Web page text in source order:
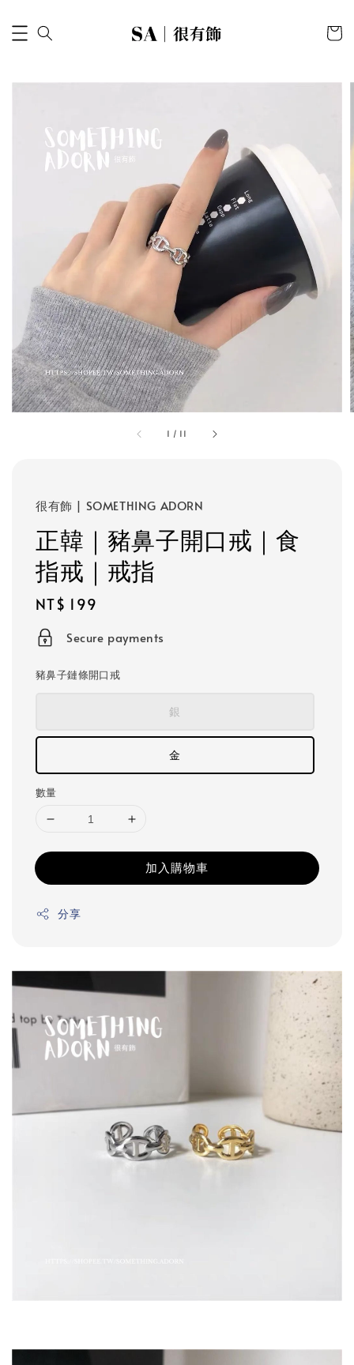
1 / 11
很有飾 | SOMETHING ADORN
正韓｜豬鼻子開口戒｜食
指戒｜戒指
Regular
price
NT$ 199
Secure payments
豬鼻子鏈條開口戒
銀
金
數量
加入購物車
分享